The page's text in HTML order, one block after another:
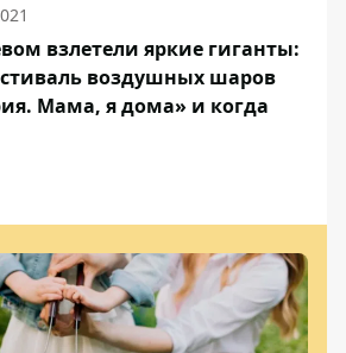
взлетели яркие гиганты:
воздушных шаров
Мама, я дома» и когда